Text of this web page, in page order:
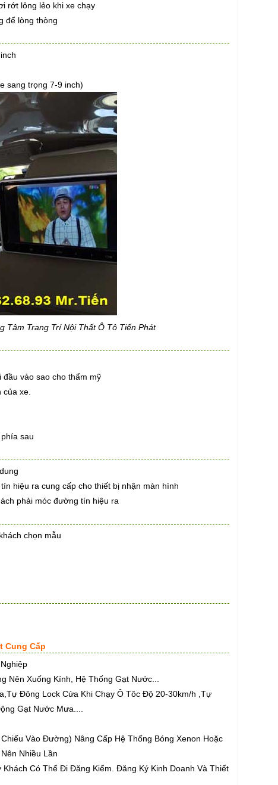
rớt lỏng lẻo khi xe chạy
để lòng thòng
sang trọng 7-9 inch)
Tâm Trang Trí Nội Thất Ô Tô Tiến Phát
vào sao cho thẩm mỹ
xe.
sau
hiệu ra cung cấp cho thiết bị nhận màn hình
phải móc đường tín hiệu ra
chọn mẫu
Cung Cấp
Nên Xuống Kính, Hệ Thống Gạt Nước...
Đông Lock Cửa Khi Chạy Ô Tôc Độ 20-30km/h ,Tự
Gạt Nước Mưa....
Vào Đường) Nâng Cấp Hệ Thống Bóng Xenon Hoặc
Nhiều Lần
Có Thể Đi Đăng Kiểm. Đăng Ký Kinh Doanh Và Thiết